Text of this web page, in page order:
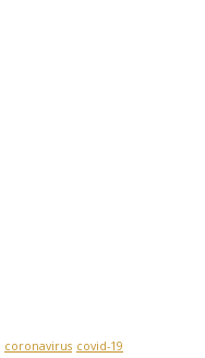
coronavirus covid-19